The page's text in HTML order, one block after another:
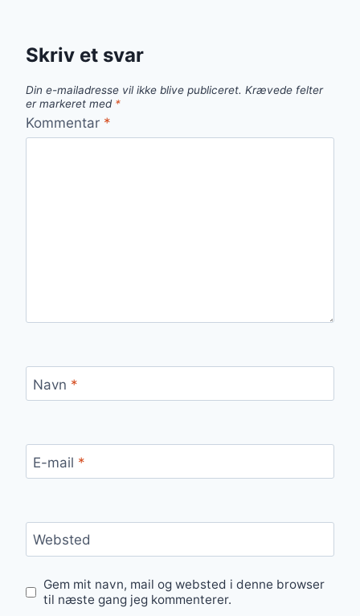
Skriv et svar
Din e-mailadresse vil ikke blive publiceret. Krævede felter
er markeret med *
Kommentar *
Navn *
E-mail *
Websted
Gem mit navn, mail og websted i denne browser
til næste gang jeg kommenterer.